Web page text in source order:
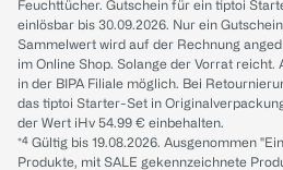
Feuchttücher. Gutschein für ein tiptoi
einlösbar bis 30.09.2026. Nur ein
Sammelwert wird auf der Rechnung
im Online Shop. Solange der Vorrat
in der BIPA Filiale möglich. Bei
das tiptoi Starter-Set in
der Wert iHv 54.99 € einbehalten.
*⁴ Gültig bis 19.08.2026. Ausgenommen
Produkte, mit SALE gekennzeichnete